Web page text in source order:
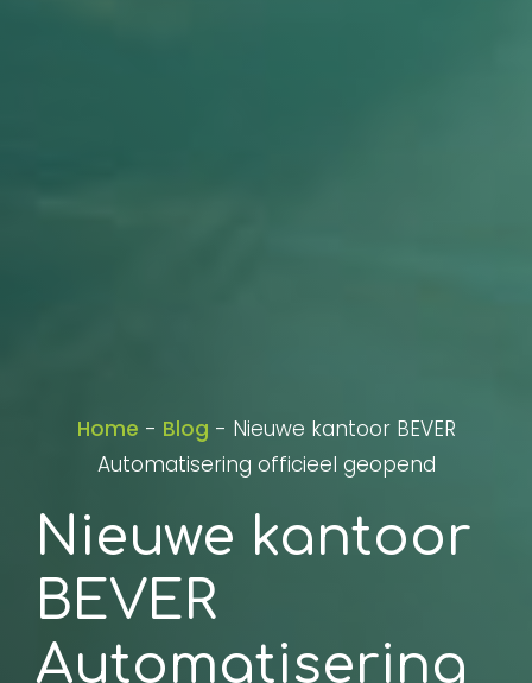
Home - Blog - Nieuwe kantoor BEVER
Automatisering officieel geopend
Nieuwe kantoor
BEVER
Automatisering